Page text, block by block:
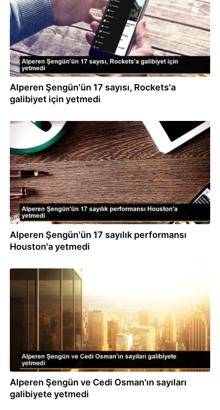
Alperen Şengün'ün 17 sayısı, Rockets'a
galibiyet için yetmedi
10.11.2022
Alperen Şengün'ün 17 sayılık performansı
Houston'a yetmedi
20.10.2022
Alperen Şengün ve Cedi Osman'ın sayıları
galibiyete yetmedi